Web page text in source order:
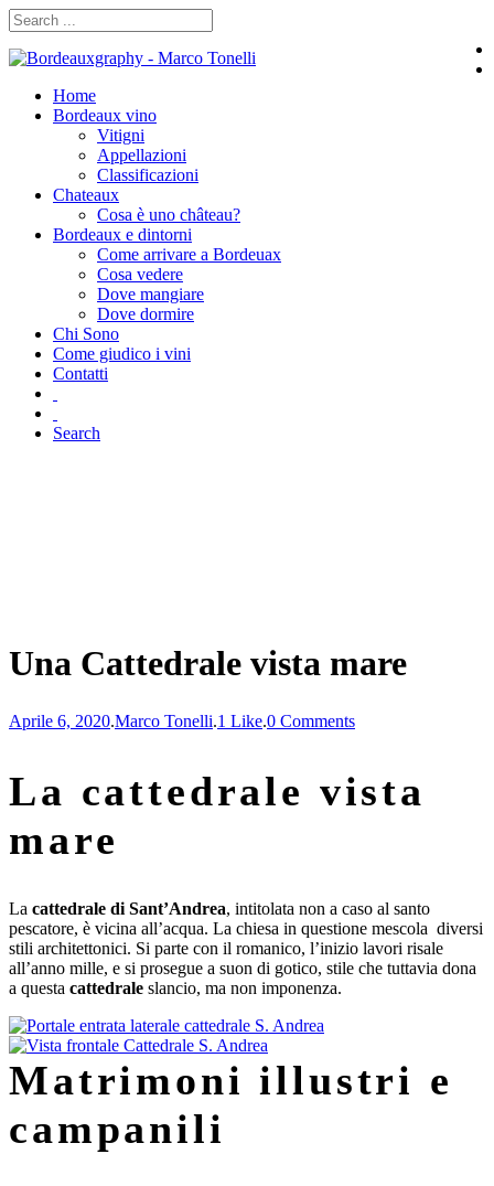
Home
Bordeaux vino
Vitigni
Appellazioni
Classificazioni
Chateaux
Cosa è uno château?
Bordeaux e dintorni
Come arrivare a Bordeuax
Cosa vedere
Dove mangiare
Dove dormire
Chi Sono
Come giudico i vini
Contatti
Search
Una Cattedrale vista mare
Aprile 6, 2020.Marco Tonelli.1 Like.0 Comments
La cattedrale vista
mare
La cattedrale di Sant’Andrea, intitolata non a caso al santo
pescatore, è vicina all’acqua. La chiesa in questione mescola diversi
stili architettonici. Si parte con il romanico, l’inizio lavori risale
all’anno mille, e si prosegue a suon di gotico, stile che tuttavia dona
a questa cattedrale slancio, ma non imponenza.
Matrimoni illustri e
campanili